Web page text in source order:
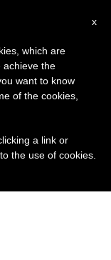
x
which are
achieve the
want to know
of the cookies,
a link or
the use of cookies.